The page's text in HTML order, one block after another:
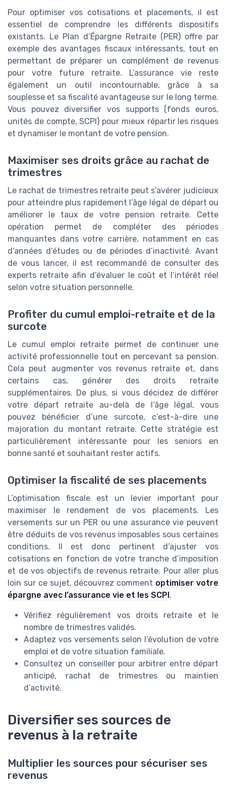
Pour optimiser vos cotisations et placements, il est
essentiel de comprendre les différents dispositifs
existants. Le Plan d’Épargne Retraite (PER) offre par
exemple des avantages fiscaux intéressants, tout en
permettant de préparer un complément de revenus
pour votre future retraite. L’assurance vie reste
également un outil incontournable, grâce à sa
souplesse et sa fiscalité avantageuse sur le long terme.
Vous pouvez diversifier vos supports (fonds euros,
unités de compte, SCPI) pour mieux répartir les risques
et dynamiser le montant de votre pension.
Maximiser ses droits grâce au rachat de
trimestres
Le rachat de trimestres retraite peut s’avérer judicieux
pour atteindre plus rapidement l’âge légal de départ ou
améliorer le taux de votre pension retraite. Cette
opération permet de compléter des périodes
manquantes dans votre carrière, notamment en cas
d’années d’études ou de périodes d’inactivité. Avant
de vous lancer, il est recommandé de consulter des
experts retraite afin d’évaluer le coût et l’intérêt réel
selon votre situation personnelle.
Profiter du cumul emploi-retraite et de la
surcote
Le cumul emploi retraite permet de continuer une
activité professionnelle tout en percevant sa pension.
Cela peut augmenter vos revenus retraite et, dans
certains cas, générer des droits retraite
supplémentaires. De plus, si vous décidez de différer
votre départ retraite au-delà de l’âge légal, vous
pouvez bénéficier d’une surcote, c’est-à-dire une
majoration du montant retraite. Cette stratégie est
particulièrement intéressante pour les seniors en
bonne santé et souhaitant rester actifs.
Optimiser la fiscalité de ses placements
L’optimisation fiscale est un levier important pour
maximiser le rendement de vos placements. Les
versements sur un PER ou une assurance vie peuvent
être déduits de vos revenus imposables sous certaines
conditions. Il est donc pertinent d’ajuster vos
cotisations en fonction de votre tranche d’imposition
et de vos objectifs de revenus retraite. Pour aller plus
loin sur ce sujet, découvrez comment optimiser votre
épargne avec l’assurance vie et les SCPI .
Vérifiez régulièrement vos droits retraite et le
nombre de trimestres validés.
Adaptez vos versements selon l’évolution de votre
emploi et de votre situation familiale.
Consultez un conseiller pour arbitrer entre départ
anticipé, rachat de trimestres ou maintien
d’activité.
Diversifier ses sources de
revenus à la retraite
Multiplier les sources pour sécuriser ses
revenus